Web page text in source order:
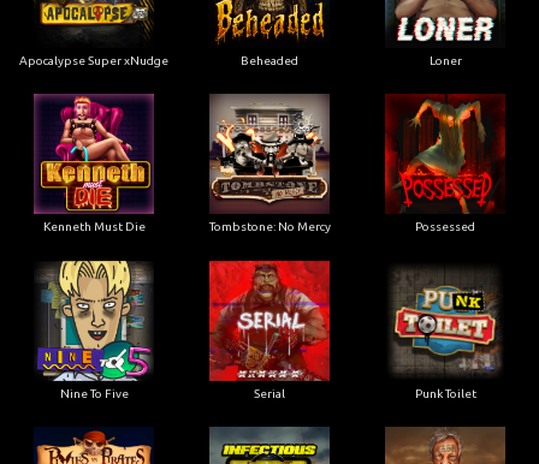
Apocalypse Super xNudge Beheaded Loner
Kenneth Must Die Tombstone: No Mercy Possessed
Nine To Five Serial Punk Toilet